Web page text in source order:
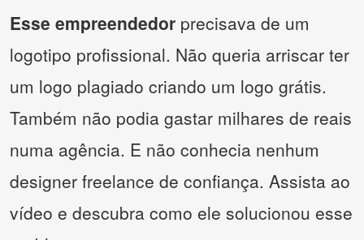
Esse empreendedor precisava de um
logotipo profissional. Não queria arriscar ter
um logo plagiado criando um logo grátis.
Também não podia gastar milhares de reais
numa agência. E não conhecia nenhum
designer freelance de confiança. Assista ao
vídeo e descubra como ele solucionou esse